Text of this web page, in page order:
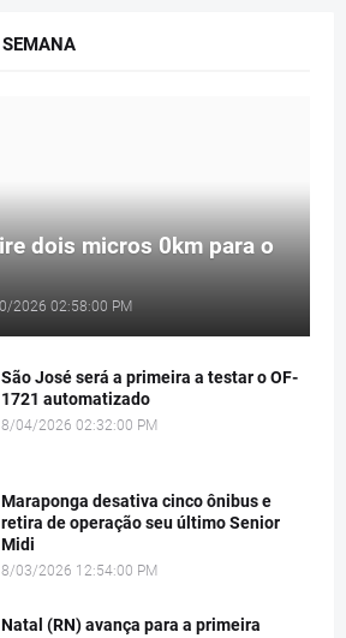
dois micros 0km para o
2026 02:58:00 PM
São José será a primeira a testar o OF-
1721 automatizado
8/04/2026 02:32:00 PM
Maraponga desativa cinco ônibus e
retira de operação seu último Senior
Midi
8/03/2026 12:54:00 PM
Natal (RN) avança para a primeira